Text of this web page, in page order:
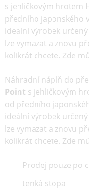
s jehličkovým hrotem
předního japonského
ideální výrobek
lze vymazat a znovu
kolikrát chcete. Zde
Náhradní náplň do
Point s jehličkovým
od předního
ideální výrobek
lze vymazat a znovu
kolikrát chcete. Zde
Prodej pouze po
tenká stopa